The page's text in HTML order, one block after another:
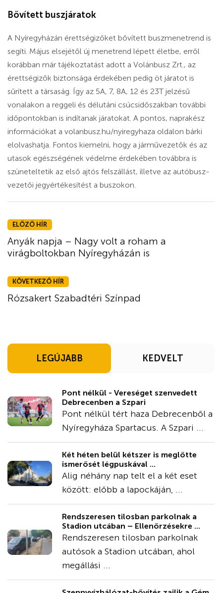
Bővített buszjáratok
A Nyíregyházán érettségizőket bővített buszmenetrend is
segíti. Május elsejétől új menetrend lépett életbe, erről
korábban már tájékoztatást adott a Volánbusz Zrt., az
érettségizők biztonsága érdekében pedig öt járatot is
sűrített a társaság. Így az 5A, 7, 8A, 12 és 23T jelzésű
vonalakon a reggeli és délutáni csúcsidőszakban további
időpontokban is indítanak járatokat. A pontos, naprakész
információkat a volanbusz.hu/nyiregyhaza oldalon bárki
elolvashatja. Fontos kiemelni, hogy a járművezetők és az
utasok egészségének védelme érdekében továbbra is
szüneteltetik az első ajtós felszállást, illetve az autóbusz-
vezetői jegyértékesítést a buszokon.
ELŐZŐ HÍR
Anyák napja – Nagy volt a roham a
virágboltokban Nyíregyházán is
KÖVETKEZŐ HÍR
Rózsakert Szabadtéri Színpad
LEGÚJABB KEDVELT
Pont nélkül - Vereséget szenvedett
Debrecenben a Szpari
Pont nélkül tért haza Debrecenből a
Nyíregyháza Spartacus. A Szpari ...
Két héten belül kétszer is meglőtte
ismerősét légpuskával ...
Alig néhány nap telt el a két eset
között: előbb a lapockáján, ...
Rendszeresen tilosban parkolnak a
Stadion utcában – Ellenőrzésekre ...
Rendszeresen tilosban parkolnak
autósok a Stadion utcában, ahol
megállási ...